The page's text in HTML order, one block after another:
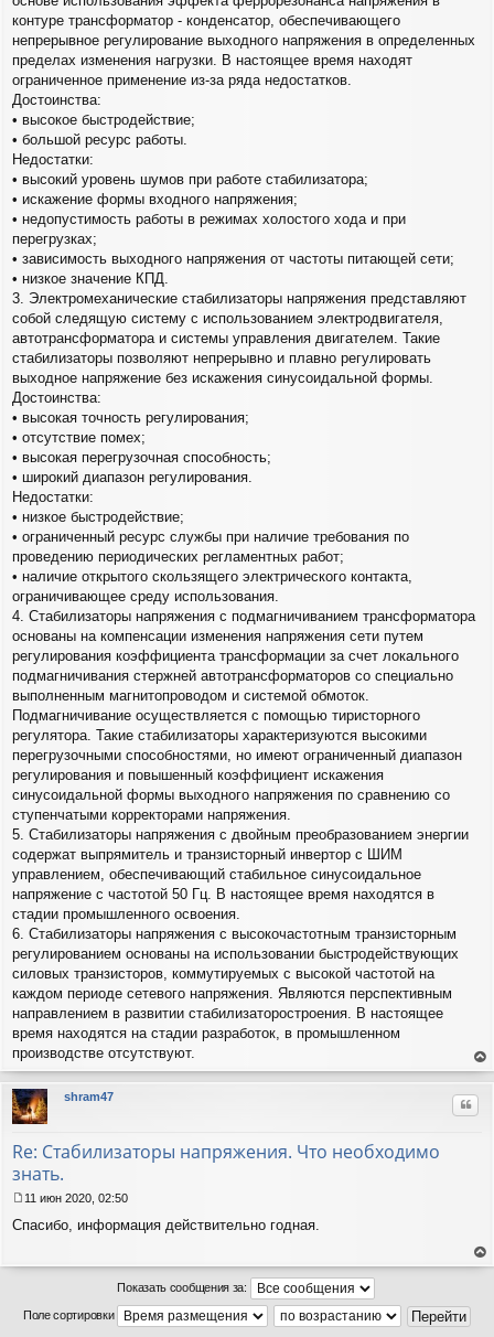
контуре трансформатор - конденсатор, обеспечивающего
непрерывное регулирование выходного напряжения в определенных
пределах изменения нагрузки. В настоящее время находят
ограниченное применение из-за ряда недостатков.
Достоинства:
• высокое быстродействие;
• большой ресурс работы.
Недостатки:
• высокий уровень шумов при работе стабилизатора;
• искажение формы входного напряжения;
• недопустимость работы в режимах холостого хода и при
перегрузках;
• зависимость выходного напряжения от частоты питающей сети;
• низкое значение КПД.
3. Электромеханические стабилизаторы напряжения представляют
собой следящую систему с использованием электродвигателя,
автотрансформатора и системы управления двигателем. Такие
стабилизаторы позволяют непрерывно и плавно регулировать
выходное напряжение без искажения синусоидальной формы.
Достоинства:
• высокая точность регулирования;
• отсутствие помех;
• высокая перегрузочная способность;
• широкий диапазон регулирования.
Недостатки:
• низкое быстродействие;
• ограниченный ресурс службы при наличие требования по
проведению периодических регламентных работ;
• наличие открытого скользящего электрического контакта,
ограничивающее среду использования.
4. Стабилизаторы напряжения с подмагничиванием трансформатора
основаны на компенсации изменения напряжения сети путем
регулирования коэффициента трансформации за счет локального
подмагничивания стержней автотрансформаторов со специально
выполненным магнитопроводом и системой обмоток.
Подмагничивание осуществляется с помощью тиристорного
регулятора. Такие стабилизаторы характеризуются высокими
перегрузочными способностями, но имеют ограниченный диапазон
регулирования и повышенный коэффициент искажения
синусоидальной формы выходного напряжения по сравнению со
ступенчатыми корректорами напряжения.
5. Стабилизаторы напряжения с двойным преобразованием энергии
содержат выпрямитель и транзисторный инвертор с ШИМ
управлением, обеспечивающий стабильное синусоидальное
напряжение с частотой 50 Гц. В настоящее время находятся в
стадии промышленного освоения.
6. Стабилизаторы напряжения с высокочастотным транзисторным
регулированием основаны на использовании быстродействующих
силовых транзисторов, коммутируемых с высокой частотой на
каждом периоде сетевого напряжения. Являются перспективным
направлением в развитии стабилизаторостроения. В настоящее
время находятся на стадии разработок, в промышленном
производстве отсутствуют.
ер
shram47
Re: Стабилизаторы напряжения. Что необходимо
знать.
о
н
11 июн 2020, 02:50
Спасибо, информация действительно годная.
ер
Показать сообщения за:
Поле сортировки